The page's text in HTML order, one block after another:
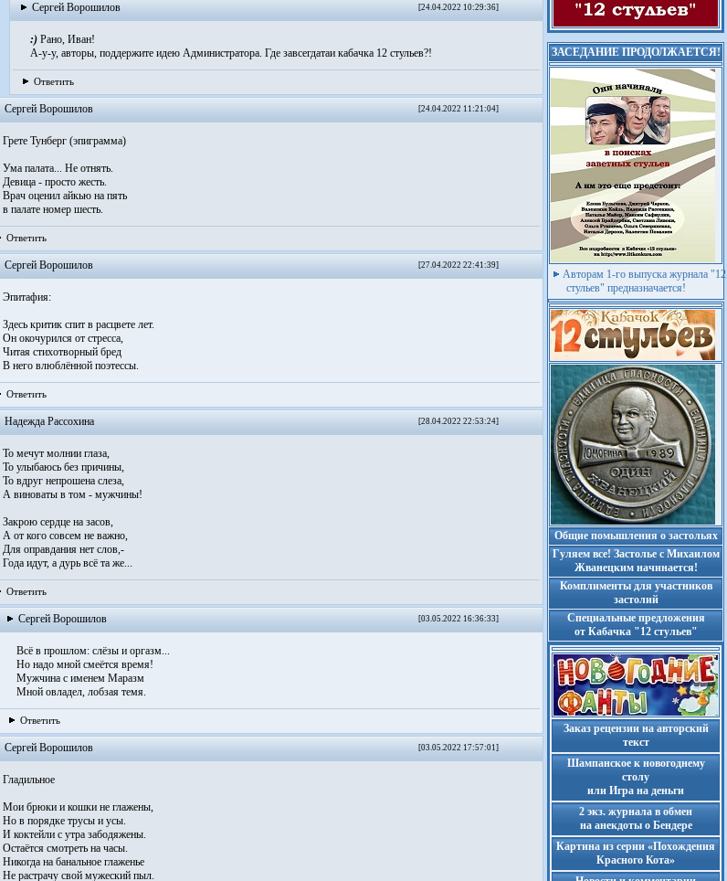
Сергей Ворошилов [24.04.2022 10:29:36]
:) Рано, Иван!
А-у-у, авторы, поддержите идею Администратора. Где завсегдатаи кабачка 12 стульев?!
Ответить
Сергей Ворошилов [24.04.2022 11:21:04]
Грете Тунберг (эпиграмма)
Ума палата... Не отнять.
Девица - просто жесть.
Врач оценил айкью на пять
в палате номер шесть.
Ответить
Сергей Ворошилов [27.04.2022 22:41:39]
Эпитафия:
Здесь критик спит в расцвете лет.
Он окочурился от стресса,
Читая стихотворный бред
В него влюблённой поэтессы.
Ответить
Надежда Рассохина [28.04.2022 22:53:24]
То мечут молнии глаза,
То улыбаюсь без причины,
То вдруг непрошена слеза,
А виноваты в том - мужчины!
Закрою сердце на засов,
А от кого совсем не важно,
Для оправдания нет слов,-
Года идут, а дурь всё та же...
Ответить
Сергей Ворошилов [03.05.2022 16:36:33]
Всё в прошлом: слёзы и оргазм...
Но надо мной смеётся время!
Мужчина с именем Маразм
Мной овладел, лобзая темя.
Ответить
Сергей Ворошилов [03.05.2022 17:57:01]
Гладильное
Мои брюки и кошки не глажены,
Но в порядке трусы и усы.
И коктейли с утра забодяжены.
Остаётся смотреть на часы.
Никогда на банальное глаженье
Не растрачу свой мужеский пыл.
ЗАСЕДАНИЕ ПРОДОЛЖАЕТСЯ!
Авторам 1-го выпуска журнала "12
стульев" предназначается!
Общие помышления о застольях
Гуляем все! Застолье с Михаилом
Жванецким начинается!
Комплименты для участников
застолий
Cпециальные предложения
от Кабачка "12 стульев"
Заказ рецензии на авторский
текст
Шампанское к новогоднему
столу
или Игра на деньги
2 экз. журнала в обмен
на анекдоты о Бендере
Картина из серии «Похождения
Красного Кота»